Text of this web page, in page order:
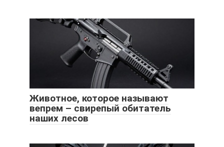
Животное, которое называют
вепрем – свирепый обитатель
наших лесов